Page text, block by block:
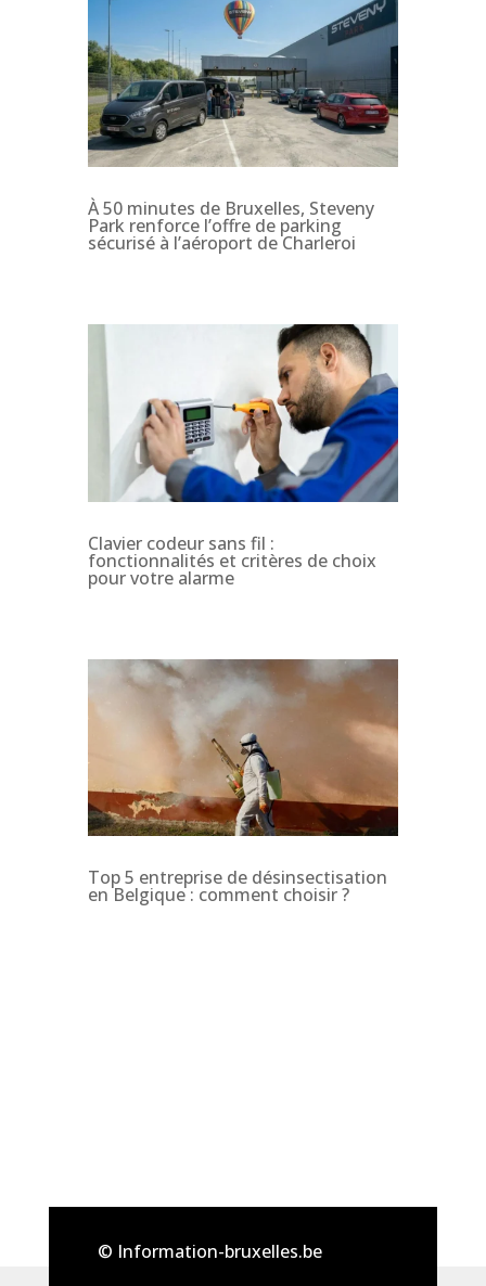
À 50 minutes de Bruxelles, Steveny
Park renforce l’offre de parking
sécurisé à l’aéroport de Charleroi
Clavier codeur sans fil :
fonctionnalités et critères de choix
pour votre alarme
Top 5 entreprise de désinsectisation
en Belgique : comment choisir ?
© Information-bruxelles.be